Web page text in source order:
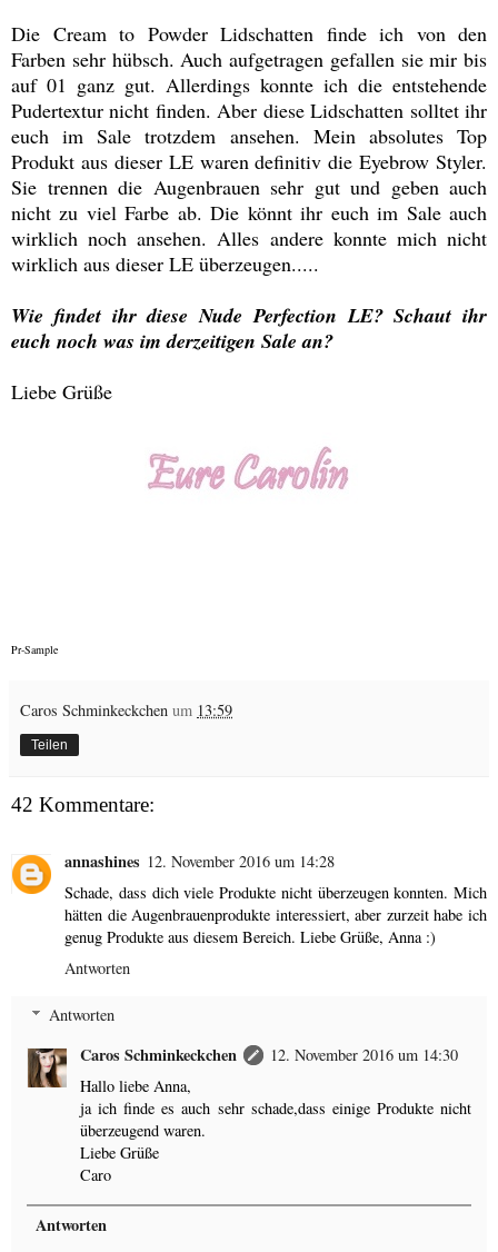
Die Cream to Powder Lidschatten finde ich von den
Farben sehr hübsch. Auch aufgetragen gefallen sie mir bis
auf 01 ganz gut. Allerdings konnte ich die entstehende
Pudertextur nicht finden. Aber diese Lidschatten solltet ihr
euch im Sale trotzdem ansehen. Mein absolutes Top
Produkt aus dieser LE waren definitiv die Eyebrow Styler.
Sie trennen die Augenbrauen sehr gut und geben auch
nicht zu viel Farbe ab. Die könnt ihr euch im Sale auch
wirklich noch ansehen. Alles andere konnte mich nicht
wirklich aus dieser LE überzeugen.....
Wie findet ihr diese Nude Perfection LE? Schaut ihr
euch noch was im derzeitigen Sale an?
Liebe Grüße
Pr-Sample
Caros Schminkeckchen um 13:59
Teilen
42 Kommentare:
annashines 12. November 2016 um 14:28
Schade, dass dich viele Produkte nicht überzeugen konnten. Mich
hätten die Augenbrauenprodukte interessiert, aber zurzeit habe ich
genug Produkte aus diesem Bereich. Liebe Grüße, Anna :)
Antworten
Antworten
Caros Schminkeckchen
12. November 2016 um 14:30
Hallo liebe Anna,
ja ich finde es auch sehr schade,dass einige Produkte nicht
überzeugend waren.
Liebe Grüße
Caro
Antworten